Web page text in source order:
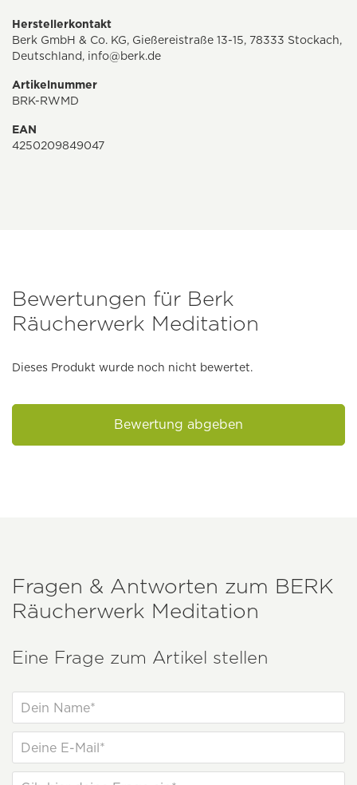
Herstellerkontakt
Berk GmbH & Co. KG, Gießereistraße 13-15, 78333 Stockach,
Deutschland, info@berk.de
Artikelnummer
BRK-RWMD
EAN
4250209849047
Bewertungen für Berk
Räucherwerk Meditation
Dieses Produkt wurde noch nicht bewertet.
Bewertung abgeben
Fragen & Antworten zum BERK
Räucherwerk Meditation
Eine Frage zum Artikel stellen